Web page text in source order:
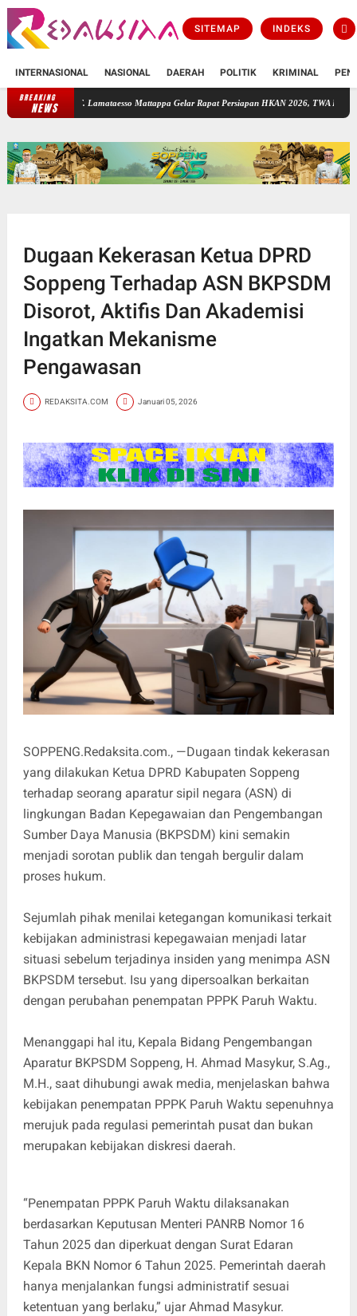
SITEMAP INDEKS
INTERNASIONAL NASIONAL DAERAH POLITIK KRIMINAL
BREAKING
NEWS
PT. Lamataesso Mattappa Gelar Rapat Persiapan HKAN 2026, TWA Lejja Jadi Tuan
Dugaan Kekerasan Ketua DPRD
Soppeng Terhadap ASN BKPSDM
Disorot, Aktifis Dan Akademisi
Ingatkan Mekanisme
Pengawasan
REDAKSITA.COM Januari 05, 2026
SOPPENG.Redaksita.com., —Dugaan tindak kekerasan
yang dilakukan Ketua DPRD Kabupaten Soppeng
terhadap seorang aparatur sipil negara (ASN) di
lingkungan Badan Kepegawaian dan Pengembangan
Sumber Daya Manusia (BKPSDM) kini semakin
menjadi sorotan publik dan tengah bergulir dalam
proses hukum.
Sejumlah pihak menilai ketegangan komunikasi terkait
kebijakan administrasi kepegawaian menjadi latar
situasi sebelum terjadinya insiden yang menimpa ASN
BKPSDM tersebut. Isu yang dipersoalkan berkaitan
dengan perubahan penempatan PPPK Paruh Waktu.
Menanggapi hal itu, Kepala Bidang Pengembangan
Aparatur BKPSDM Soppeng, H. Ahmad Masykur, S.Ag.,
M.H., saat dihubungi awak media, menjelaskan bahwa
kebijakan penempatan PPPK Paruh Waktu sepenuhnya
merujuk pada regulasi pemerintah pusat dan bukan
merupakan kebijakan diskresi daerah.
“Penempatan PPPK Paruh Waktu dilaksanakan
berdasarkan Keputusan Menteri PANRB Nomor 16
Tahun 2025 dan diperkuat dengan Surat Edaran
Kepala BKN Nomor 6 Tahun 2025. Pemerintah daerah
hanya menjalankan fungsi administratif sesuai
ketentuan yang berlaku,” ujar Ahmad Masykur.